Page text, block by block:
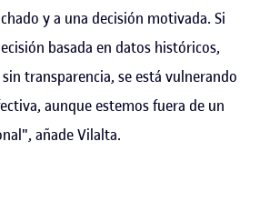
y a una decisión motivada. Si
basada en datos históricos,
transparencia, se está vulnerando
aunque estemos fuera de un
añade Vilalta.